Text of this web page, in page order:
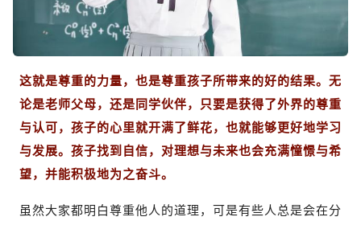
这就是尊重的力量，也是尊重孩子所带来的好的结果。 无
论是老师父母，还是同学伙伴，只要是获得了外界的尊重
与认可，孩子的心里就开满了鲜花，也就能够更好地学习
与发展。孩子找到自信，对理想与未来也会充满憧憬与希
望，并能积极地为之奋斗。
虽然大家都明白尊重他人的道理，可是有些人总是会在分